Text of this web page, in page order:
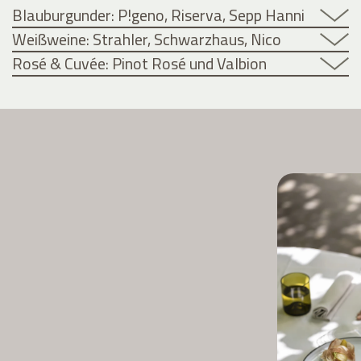
Blauburgunder: P!geno, Riserva, Sepp Hanni
Weißweine: Strahler, Schwarzhaus, Nico
Rosé & Cuvée: Pinot Rosé und Valbion